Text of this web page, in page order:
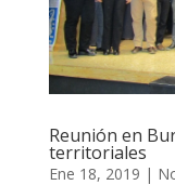
Reunión en
territoriales
Ene 18, 2019 |